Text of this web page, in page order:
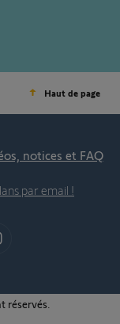
Haut de page
notices et FAQ
par email !
réservés.